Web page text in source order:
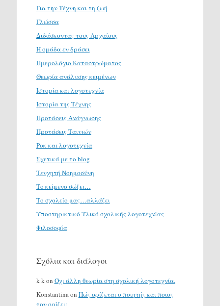
Για την Τέχνη και τη ζωή
Γλώσσα
Διδάσκοντας τους Αρχαίους
Η ομάδα εν δράσει
Ημερολόγιο Καταστρώματος
Θεωρία ανάλυσης κειμένων
Ιστορία και λογοτεχνία
Ιστορία της Τέχνης
Προτάσεις Ανάγνωσης
Προτάσεις Ταινιών
Ροκ και λογοτεχνία
Σχετικά με το blog
Τενχητή Νοημοσύνη
Το κείμενο σώζει…
Το σχολείο μας…αλλάζει
Υποστηρικτικό Υλικό σχολικής λογοτεχνίας
Φιλοσοφία
Σχόλια και διάλογοι
k kon Όχι άλλη θεωρία στη σχολική λογοτεχνία.
Konstantinaon Πώς ορίζεται ο ποιητής και ποιος
τον ορίζει;